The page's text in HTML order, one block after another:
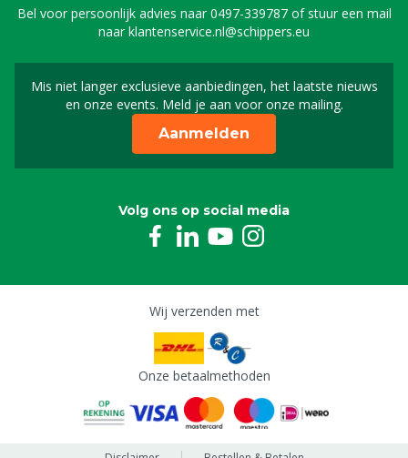
Bel voor persoonlijk advies naar0497-339787of stuur een mail
naarklantenservice.nl@schippers.eu
Mis niet langer exclusieve aanbiedingen, het laatste nieuws
en onze events. Meld je aan voor onze mailing.
Schrijf je in voor onze
Aanmelden
Volg ons op social media
Wij verzenden met
Onze betaalmethoden